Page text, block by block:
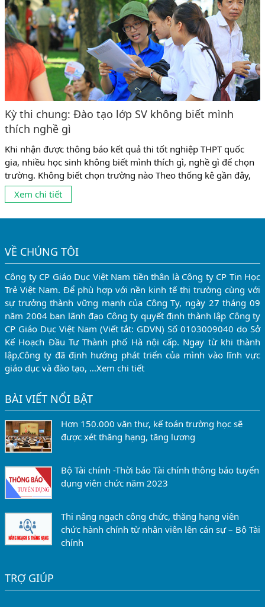
Kỳ thi chung: Đào tạo lớp SV không biết mình
thích nghề gì
Khi nhận được thông báo kết quả thi tốt nghiệp THPT quốc
gia, nhiều học sinh không biết mình thích gì, nghề gì để chọn
trường. Không biết chọn trường nào Theo thống kê gần đây,
có tới 10% số sinh viên không theo được ngành mình đang
học vì chọn nghề chưa phù hợp. Và có lẽ, con số này còn...
Xem chi tiết
VỀ CHÚNG TÔI
Công ty CP Giáo Dục Việt Nam tiền thân là Công ty CP Tin Học
Trẻ Việt Nam. Để phù hợp với nền kinh tế thị trường cùng với
sự trưởng thành vững mạnh của Công Ty, ngày 27 tháng 09
năm 2004 ban lãnh đạo Công ty quyết định thành lập Công ty
CP Giáo Dục Việt Nam (Viết tắt: GDVN) Số 0103009040 do Sở
Kế Hoạch Đầu Tư Thành phố Hà nội cấp. Ngay từ khi thành
lập,Công ty đã định hướng phát triển của mình vào lĩnh vực
giáo dục và đào tạo, …Xem chi tiết
BÀI VIẾT NỔI BẬT
Hơn 150.000 văn thư, kế toán trường học sẽ
được xét thăng hạng, tăng lương
Bộ Tài chính -Thời báo Tài chính thông báo tuyển
dụng viên chức năm 2023
Thi nâng ngạch công chức, thăng hạng viên
chức hành chính từ nhân viên lên cán sự – Bộ Tài
chính
TRỢ GIÚP